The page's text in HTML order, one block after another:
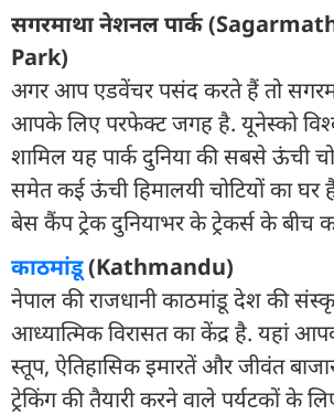
सगरमाथा नेशनल पार्क
Park)
अगर आप एडवेंचर पसंद करते हैं तो
आपके लिए परफेक्ट जगह है. यूनेस्को
शामिल यह पार्क दुनिया की सबसे ऊंची
समेत कई ऊंची हिमालयी चोटियों का घर
बेस कैंप ट्रेक दुनियाभर के ट्रेकर्स के बीच
काठमांडू(Kathmandu)
नेपाल की राजधानी काठमांडू देश की
आध्यात्मिक विरासत का केंद्र है. यहां
स्तूप, ऐतिहासिक इमारतें और जीवंत
ट्रेकिंग की तैयारी करने वाले पर्यटकों के